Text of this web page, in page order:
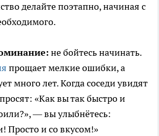
делайте поэтапно, начиная с
не бойтесь начинать.
прощает мелкие ошибки, а
много лет. Когда соседи увидят
«Как вы так быстро и
— вы улыбнётесь:
Просто и со вкусом!»